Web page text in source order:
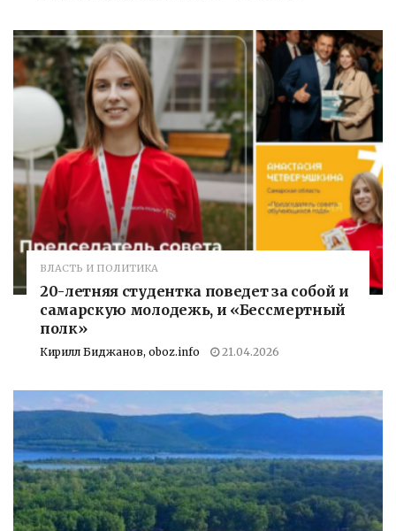
ВЛАСТЬ И ПОЛИТИКА
20-летняя студентка поведет за собой и
самарскую молодежь, и «Бессмертный
полк»
Кирилл Биджанов, oboz.info 21.04.2026